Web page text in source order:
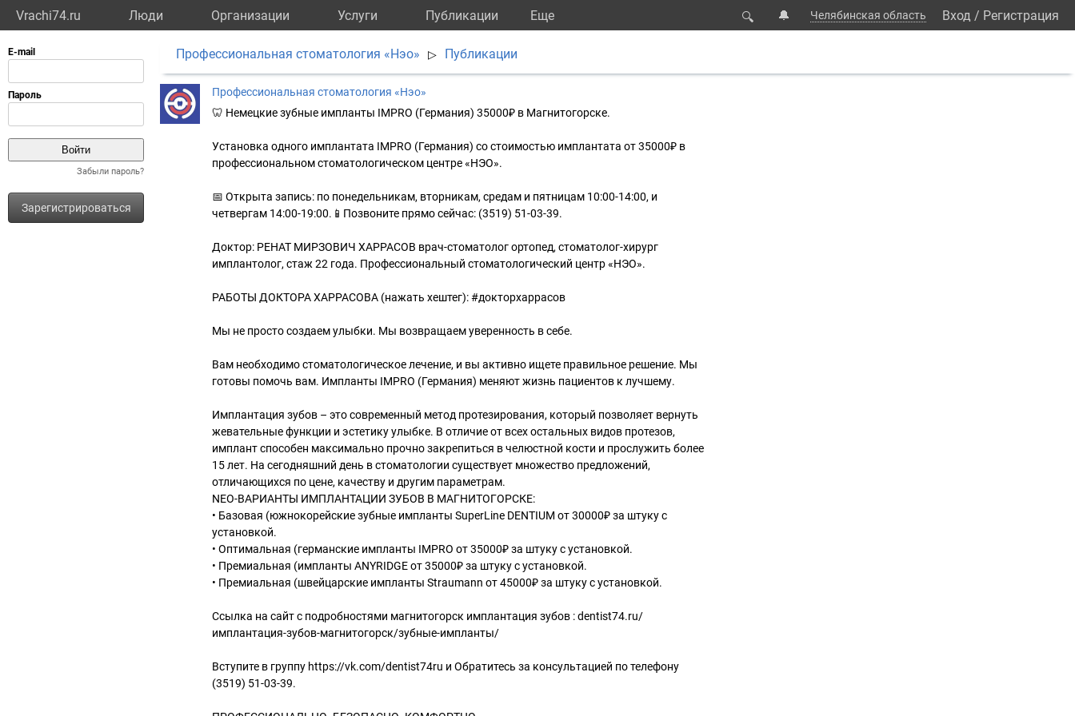
Vrachi74.ru Люди Организации Услуги Публикации Eще 🔍 🔔 Челябинская область Вход / Регистрация
Забыли пароль?
Зарегистрироваться
Профессиональная стоматология «Нэо» ▷ Публикации
Профессиональная стоматология «Нэо»
🦷 Немецкие зубные импланты IMPRO (Германия) 35000₽ в Магнитогорске.
Установка одного имплантата IMPRO (Германия) со стоимостью имплантата от 35000₽ в
профессиональном стоматологическом центре «НЭО».
📅 Открыта запись: по понедельникам, вторникам, средам и пятницам 10:00-14:00, и
четвергам 14:00-19:00.📱Позвоните прямо сейчас: (3519) 51-03-39.
Доктор: РЕНАТ МИРЗОВИЧ ХАРРАСОВ врач-стоматолог ортопед, стоматолог-хирург
имплантолог, стаж 22 года. Профессиональный стоматологический центр «НЭО».
РАБОТЫ ДОКТОРА ХАРРАСОВА (нажать хештег): #докторхаррасов
Мы не просто создаем улыбки. Мы возвращаем уверенность в себе.
Вам необходимо стоматологическое лечение, и вы активно ищете правильное решение. Мы
готовы помочь вам. Импланты IMPRO (Германия) меняют жизнь пациентов к лучшему.
Имплантация зубов – это современный метод протезирования, который позволяет вернуть
жевательные функции и эстетику улыбке. В отличие от всех остальных видов протезов,
имплант способен максимально прочно закрепиться в челюстной кости и прослужить более
15 лет. На сегодняшний день в стоматологии существует множество предложений,
отличающихся по цене, качеству и другим параметрам.
NEO-ВАРИАНТЫ ИМПЛАНТАЦИИ ЗУБОВ В МАГНИТОГОРСКЕ:
• Базовая (южнокорейские зубные импланты SuperLine DENTIUM от 30000₽ за штуку с
установкой.
• Оптимальная (германские импланты IMPRO от 35000₽ за штуку с установкой.
• Премиальная (импланты ANYRIDGE от 35000₽ за штуку с установкой.
• Премиальная (швейцарские импланты Straumann от 45000₽ за штуку с установкой.
Ссылка на сайт с подробностями магнитогорск имплантация зубов : dentist74.ru/
имплантация-зубов-магнитогорск/зубные-импланты/
Вступите в группу https://vk.com/dentist74ru и Обратитесь за консультацией по телефону
(3519) 51-03-39.